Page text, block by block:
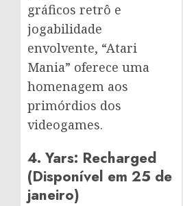
gráficos retrô e
jogabilidade
envolvente, “Atari
Mania” oferece uma
homenagem aos
primórdios dos
videogames.
4. Yars: Recharged
(Disponível em 25 de
janeiro)